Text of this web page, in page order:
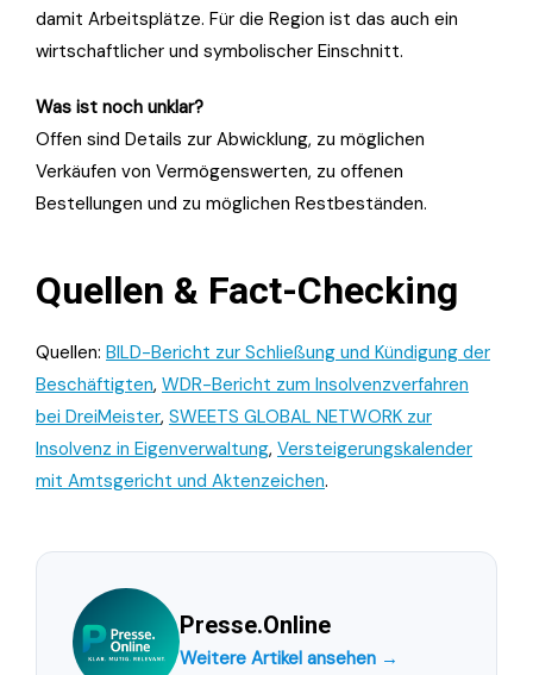
damit Arbeitsplätze. Für die Region ist das auch ein
wirtschaftlicher und symbolischer Einschnitt.
Was ist noch unklar?
Offen sind Details zur Abwicklung, zu möglichen
Verkäufen von Vermögenswerten, zu offenen
Bestellungen und zu möglichen Restbeständen.
Quellen & Fact-Checking
Quellen: BILD-Bericht zur Schließung und Kündigung der
Beschäftigten, WDR-Bericht zum Insolvenzverfahren
bei DreiMeister, SWEETS GLOBAL NETWORK zur
Insolvenz in Eigenverwaltung, Versteigerungskalender
mit Amtsgericht und Aktenzeichen.
Presse.Online
Weitere Artikel ansehen →